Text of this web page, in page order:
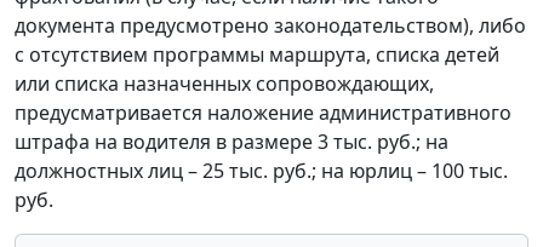
документа предусмотрено законодательством), либо
с отсутствием программы маршрута, списка детей
или списка назначенных сопровождающих,
предусматривается наложение административного
штрафа на водителя в размере 3 тыс. руб.; на
должностных лиц – 25 тыс. руб.; на юрлиц – 100 тыс.
руб.